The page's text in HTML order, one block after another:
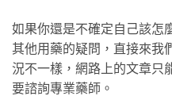
如果你還是不確定自己該怎
其他用藥的疑問，直接來我
況不一樣，網路上的文章只
要諮詢專業藥師。